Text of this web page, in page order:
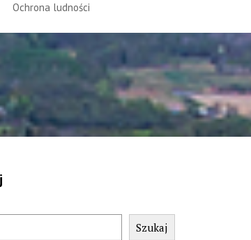
Ochrona ludności
Szukaj